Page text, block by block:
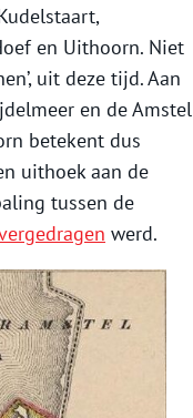
en Uithoorn. Niet
uit deze tijd. Aan
en de Amstel
betekent dus
uithoek aan de
tussen de
werd.